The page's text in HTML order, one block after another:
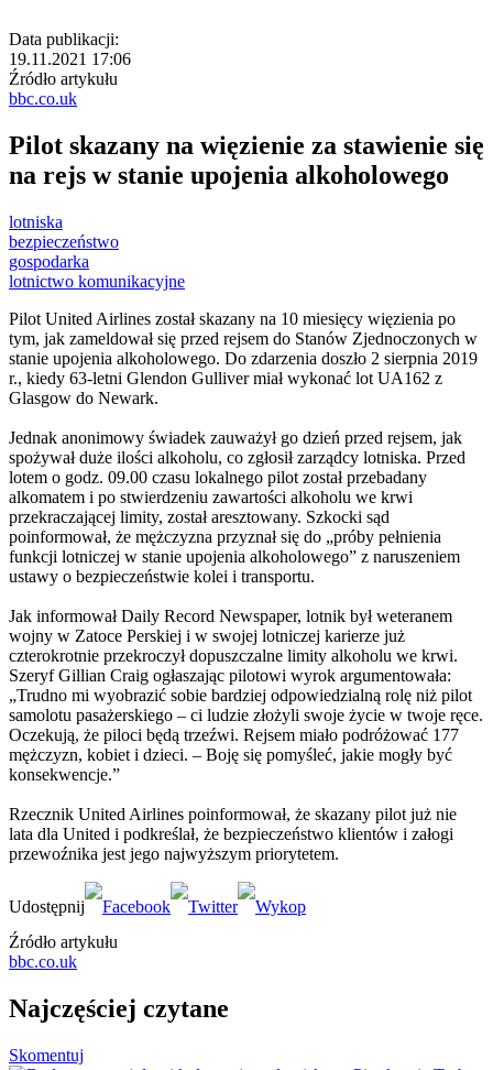
Data publikacji:
19.11.2021 17:06
Źródło artykułu
bbc.co.uk
Pilot skazany na więzienie za stawienie się
na rejs w stanie upojenia alkoholowego
lotniska
bezpieczeństwo
gospodarka
lotnictwo komunikacyjne
Pilot United Airlines został skazany na 10 miesięcy więzienia po
tym, jak zameldował się przed rejsem do Stanów Zjednoczonych w
stanie upojenia alkoholowego. Do zdarzenia doszło 2 sierpnia 2019
r., kiedy 63-letni Glendon Gulliver miał wykonać lot UA162 z
Glasgow do Newark.
Jednak anonimowy świadek zauważył go dzień przed rejsem, jak
spożywał duże ilości alkoholu, co zgłosił zarządcy lotniska. Przed
lotem o godz. 09.00 czasu lokalnego pilot został przebadany
alkomatem i po stwierdzeniu zawartości alkoholu we krwi
przekraczającej limity, został aresztowany. Szkocki sąd
poinformował, że mężczyzna przyznał się do „próby pełnienia
funkcji lotniczej w stanie upojenia alkoholowego” z naruszeniem
ustawy o bezpieczeństwie kolei i transportu.
Jak informował Daily Record Newspaper, lotnik był weteranem
wojny w Zatoce Perskiej i w swojej lotniczej karierze już
czterokrotnie przekroczył dopuszczalne limity alkoholu we krwi.
Szeryf Gillian Craig ogłaszając pilotowi wyrok argumentowała:
„Trudno mi wyobrazić sobie bardziej odpowiedzialną rolę niż pilot
samolotu pasażerskiego – ci ludzie złożyli swoje życie w twoje ręce.
Oczekują, że piloci będą trzeźwi. Rejsem miało podróżować 177
mężczyzn, kobiet i dzieci. – Boję się pomyśleć, jakie mogły być
konsekwencje.”
Rzecznik United Airlines poinformował, że skazany pilot już nie
lata dla United i podkreślał, że bezpieczeństwo klientów i załogi
przewoźnika jest jego najwyższym priorytetem.
Źródło artykułu
bbc.co.uk
Najczęściej czytane
Skomentuj